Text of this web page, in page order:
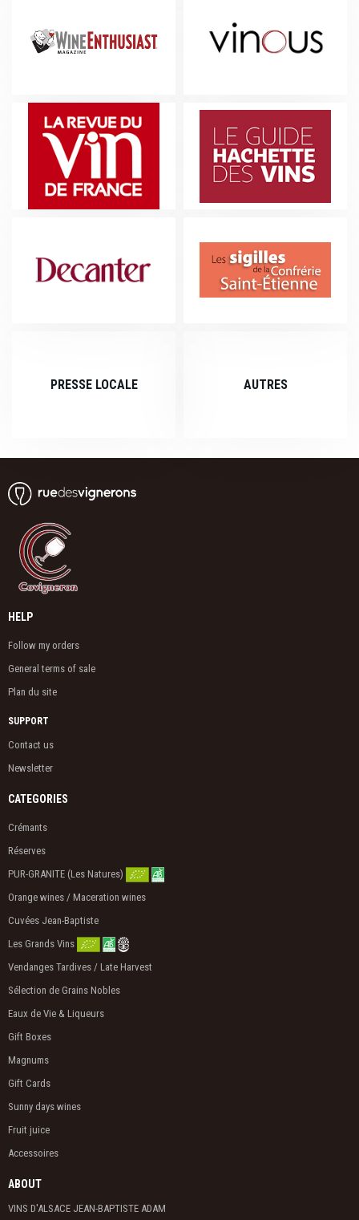
WINE ENTHUSIAST VINOUS
RVF (REVUE DU VIN DE
FRANCE)
GUIDE HACHETTE
DECANTER
SIGILLE DE LA
CONFRÉRIE ST ETIENNE
PRESSE LOCALE AUTRES
HELP
Follow my orders
General terms of sale
Plan du site
SUPPORT
Contact us
Newsletter
CATEGORIES
Crémants
Réserves
PUR-GRANITE (Les Natures)
Orange wines / Maceration wines
Cuvées Jean-Baptiste
Les Grands Vins
Vendanges Tardives / Late Harvest
Sélection de Grains Nobles
Eaux de Vie & Liqueurs
Gift Boxes
Magnums
Gift Cards
Sunny days wines
Fruit juice
Accessoires
ABOUT
VINS D'ALSACE JEAN-BAPTISTE ADAM